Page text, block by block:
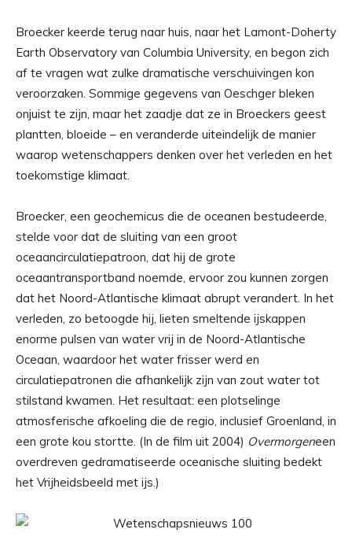
Broecker keerde terug naar huis, naar het Lamont-Doherty
Earth Observatory van Columbia University, en begon zich
af te vragen wat zulke dramatische verschuivingen kon
veroorzaken. Sommige gegevens van Oeschger bleken
onjuist te zijn, maar het zaadje dat ze in Broeckers geest
plantten, bloeide – en veranderde uiteindelijk de manier
waarop wetenschappers denken over het verleden en het
toekomstige klimaat.
Broecker, een geochemicus die de oceanen bestudeerde,
stelde voor dat de sluiting van een groot
oceaancirculatiepatroon, dat hij de grote
oceaantransportband noemde, ervoor zou kunnen zorgen
dat het Noord-Atlantische klimaat abrupt verandert. In het
verleden, zo betoogde hij, lieten smeltende ijskappen
enorme pulsen van water vrij in de Noord-Atlantische
Oceaan, waardoor het water frisser werd en
circulatiepatronen die afhankelijk zijn van zout water tot
stilstand kwamen. Het resultaat: een plotselinge
atmosferische afkoeling die de regio, inclusief Groenland, in
een grote kou stortte. (In de film uit 2004) Overmorgeneen
overdreven gedramatiseerde oceanische sluiting bedekt
het Vrijheidsbeeld met ijs.)